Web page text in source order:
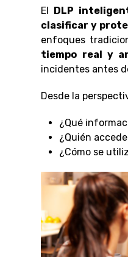
El DLP
clasificar y
enfoques
tiempo real y
incidentes antes
Desde la
¿Qué
¿Quién
¿Cómo se